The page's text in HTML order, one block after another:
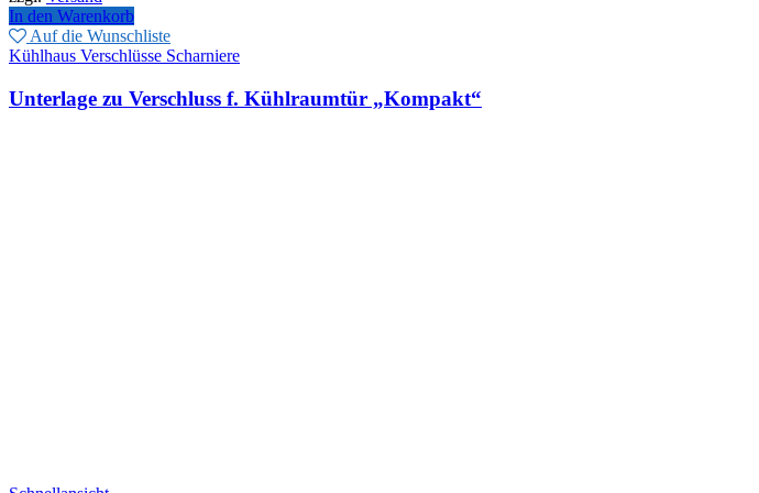
In den Warenkorb
Auf die Wunschliste
Kühlhaus Verschlüsse Scharniere
Unterlage zu Verschluss f. Kühlraumtür „Kompakt“